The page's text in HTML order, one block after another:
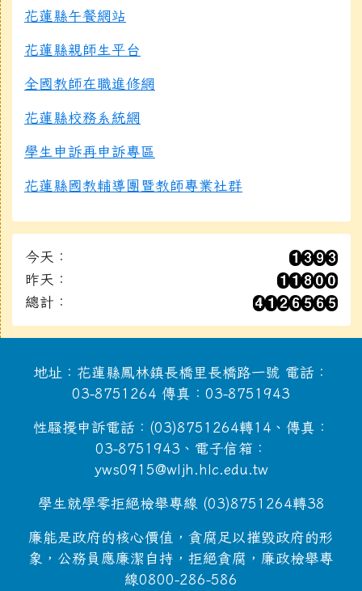
花蓮縣午餐網站
花蓮縣親師生平台
全國教師在職進修網
花蓮縣校務系統網
學生申訴再申訴專區
花蓮縣國教輔導團暨教師專業社群
今天：
昨天：
總計：
地址：花蓮縣鳳林鎮長橋里長橋路一號 電話：
03-8751264 傳真：03-8751943
性騷擾申訴電話：(03)8751264轉14、傳真：
03-8751943、電子信箱：
yws0915@wljh.hlc.edu.tw
學生就學零拒絕檢舉專線 (03)8751264轉38
廉能是政府的核心價值，貪腐足以摧毀政府的形
象，公務員應廉潔自持，拒絕貪腐，廉政檢舉專
線0800-286-586